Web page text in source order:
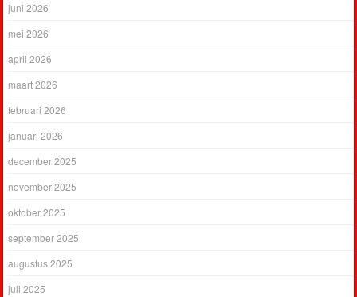
juni 2026
mei 2026
april 2026
maart 2026
februari 2026
januari 2026
december 2025
november 2025
oktober 2025
september 2025
augustus 2025
juli 2025